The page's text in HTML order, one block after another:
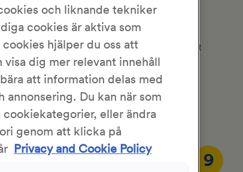
ingredienser och blanda till en deg är ingen
bra grunddeg blir man snabbt en bra
med olika mjölsorter, utbakningssätt
med hjälp av mjölet. Vetemjöl ger ett lätt
lite mer kompakt bröd. Fullkornsmjöl gör
Vill du förbättra dina kunskaper om bakning
ta del av vår bakskola.
sedan 1893.
6 7 8 9
och liknande tekniker
cookies är aktiva som
hjälper du oss att
dig mer relevant innehåll
att information delas med
Du kan när som
eller ändra
genom att klicka på
Privacy and Cookie Policy